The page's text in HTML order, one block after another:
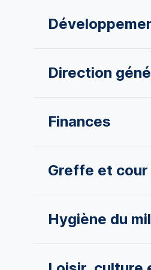
Direction
Finances
Greffe et cour
Hygiène du